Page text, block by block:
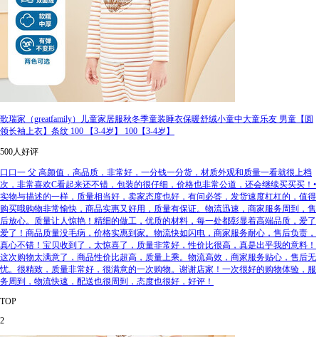
歌瑞家（greatfamily）儿童家居服秋冬季童装睡衣保暖舒绒小童中大童乐友 男童【圆
领长袖上衣】条纹 100 【3-4岁】 100【3-4岁】
500人好评
口口一 父 高颜值，高品质，非常好，一分钱一分货，材质外观和质量一看就很上档
次，非常喜欢C看起来还不错，包装的很仔细，价格也非常公道，还会继续买买买！•
实物与描述的一样，质量相当好，卖家态度也好，有问必答，发货速度杠杠的，值得
购买哦购物非常愉快，商品实惠又好用，质量有保证。物流迅速，商家服务周到，售
后放心。质量让人惊艳！精细的做工，优质的材料，每一处都彰显着高端品质，爱了
爱了！商品质量没毛病，价格实惠到家。物流快如闪电，商家服务耐心，售后负责，
真心不错！宝贝收到了，太惊喜了，质量非常好，性价比很高，真是出乎我的意料！
这次购物太满意了，商品性价比超高，质量上乘。物流高效，商家服务贴心，售后无
忧。很精致，质量非常好，很满意的一次购物。谢谢店家！一次很好的购物体验，服
务周到，物流快速，配送也很周到，态度也很好，好评！
TOP
2